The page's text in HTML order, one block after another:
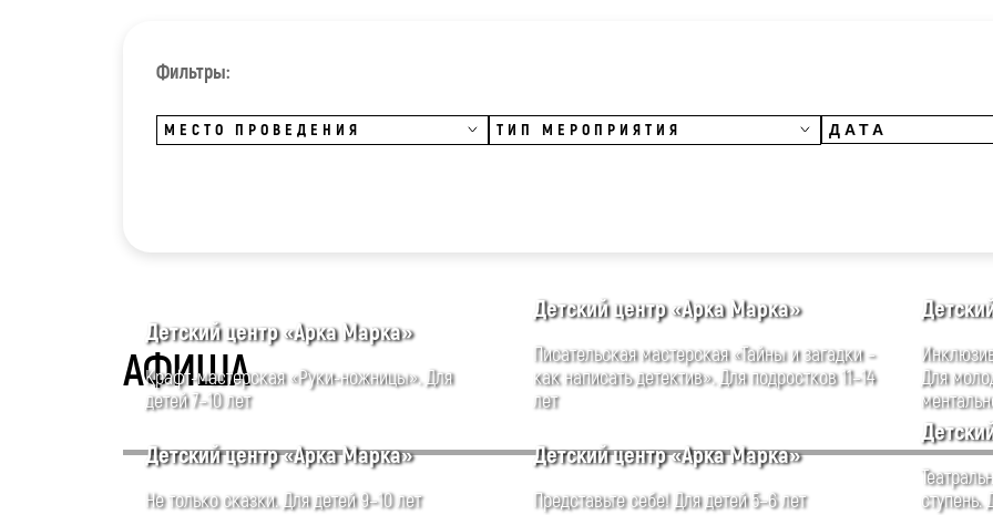
Фильтры:
МЕСТО ПРОВЕДЕНИЯ ТИП МЕРОПРИЯТИЯ
АФИША
Детский центр «Арка Марка»
Крафт-мастерская «Руки-ножницы». Для
детей 7–10 лет
Детский центр «Арка Марка»
Писательская мастерская «Тайны и загадки –
как написать детектив». Для подростков 11–14
лет
Для
Детский центр «Арка Марка»
Не только сказки. Для детей 9–10 лет
Детский центр «Арка Марка»
Представьте себе! Для детей 5–6 лет
ступень.